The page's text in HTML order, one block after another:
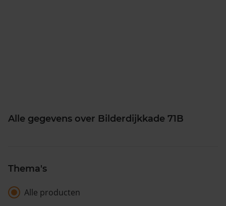
Alle gegevens over Bilderdijkkade 71B
Thema's
Alle producten